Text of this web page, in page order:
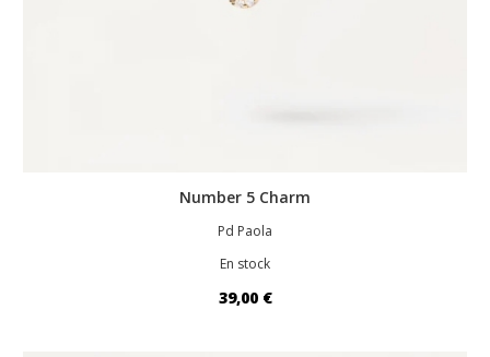
Number 5 Charm
Pd Paola
En stock
39,00 €